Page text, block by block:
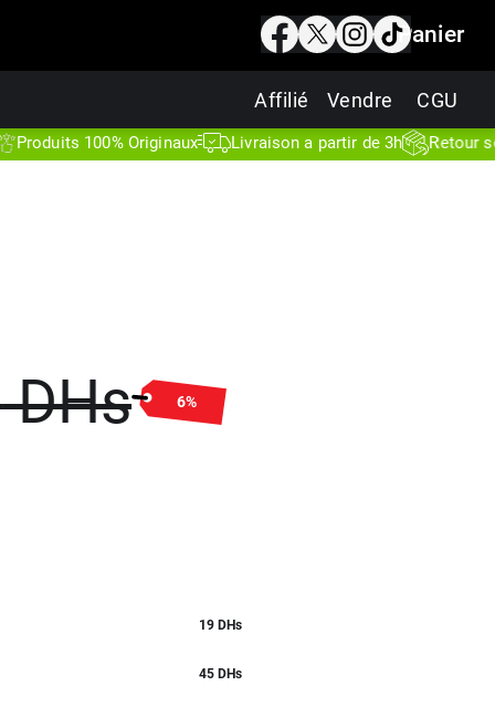
Panier
CGU
Vendre
Affilié
100% Originaux Livraison a partir de 3h Retour sous 7
DHs 6%
19 DHs
45 DHs